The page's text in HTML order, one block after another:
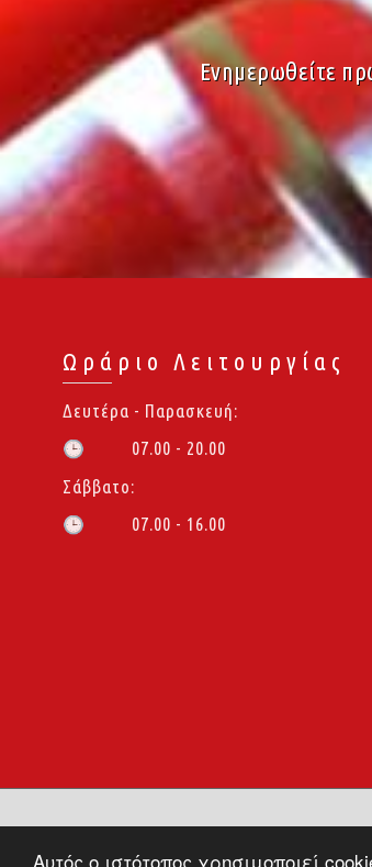
Αυτός ο ιστότοπος χρησιμοποιεί
Ενημερωθείτε
Ωράριο Λειτουργίας
Δευτέρα - Παρασκευή:
🕒 07.00 - 20.00
Σάββατο:
🕒 07.00 - 16.00